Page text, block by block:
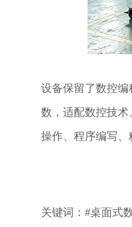
设备保留了数控
数，适配数控技
操作、程序编写
关键词： #桌面式